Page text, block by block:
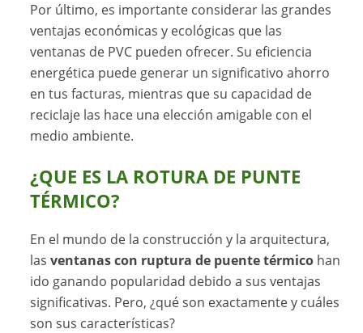
Por último, es importante considerar las grandes
ventajas económicas y ecológicas que las
ventanas de PVC pueden ofrecer. Su eficiencia
energética puede generar un significativo ahorro
en tus facturas, mientras que su capacidad de
reciclaje las hace una elección amigable con el
medio ambiente.
¿QUE ES LA ROTURA DE PUNTE
TÉRMICO?
En el mundo de la construcción y la arquitectura,
lasventanas con ruptura de puente térmico han
ido ganando popularidad debido a sus ventajas
significativas. Pero, ¿qué son exactamente y cuáles
son sus características?